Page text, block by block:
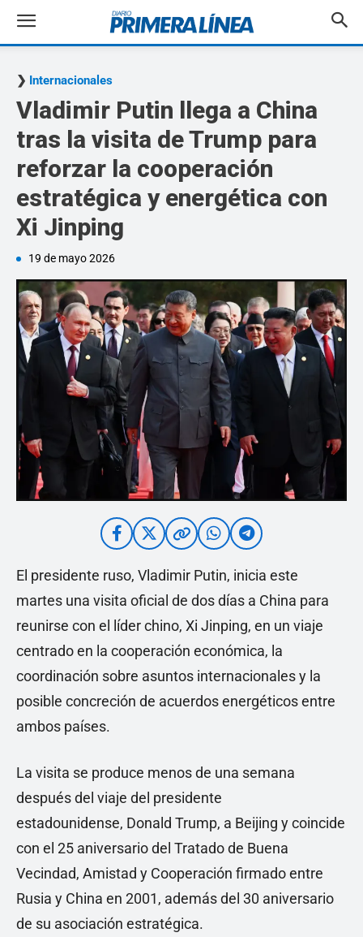
Internacionales
Vladimir Putin llega a China
tras la visita de Trump para
reforzar la cooperación
estratégica y energética con
Xi Jinping
19 de mayo 2026
El presidente ruso, Vladimir Putin, inicia este
martes una visita oficial de dos días a China para
reunirse con el líder chino, Xi Jinping, en un viaje
centrado en la cooperación económica, la
coordinación sobre asuntos internacionales y la
posible concreción de acuerdos energéticos entre
ambos países.
La visita se produce menos de una semana
después del viaje del presidente
estadounidense, Donald Trump, a Beijing y coincide
con el 25 aniversario del Tratado de Buena
Vecindad, Amistad y Cooperación firmado entre
Rusia y China en 2001, además del 30 aniversario
de su asociación estratégica.